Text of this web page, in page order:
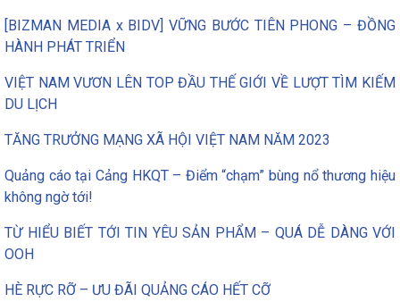
[BIZMAN MEDIA x BIDV] VỮNG BƯỚC TIÊN PHONG – ĐỒNG
HÀNH PHÁT TRIỂN
VIỆT NAM VƯƠN LÊN TOP ĐẦU THẾ GIỚI VỀ LƯỢT TÌM KIẾM
DU LỊCH
TĂNG TRƯỞNG MẠNG XÃ HỘI VIỆT NAM NĂM 2023
Quảng cáo tại Cảng HKQT – Điểm “chạm” bùng nổ thương hiệu
không ngờ tới!
TỪ HIỂU BIẾT TỚI TIN YÊU SẢN PHẨM – QUÁ DỄ DÀNG VỚI
OOH
HÈ RỰC RỠ – ƯU ĐÃI QUẢNG CÁO HẾT CỠ